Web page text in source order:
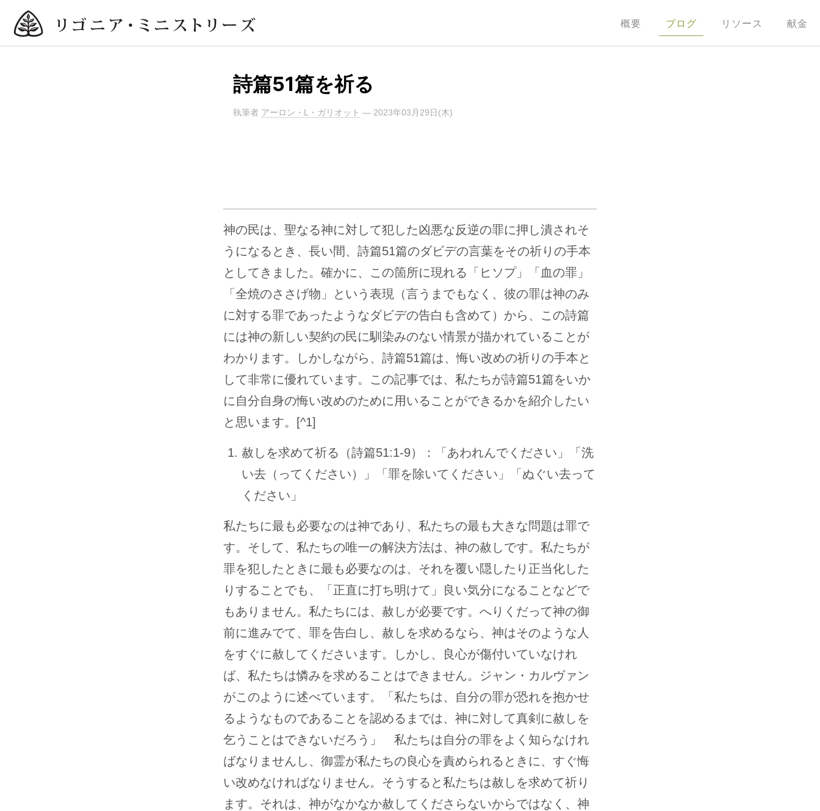
概要 ブログ リソース 献金
詩篇51篇を祈る
執筆者 アーロン・L・ガリオット — 2023年03月29日(木)
神の民は、聖なる神に対して犯した凶悪な反逆の罪に押し潰されそ
うになるとき、長い間、詩篇51篇のダビデの言葉をその祈りの手本
としてきました。確かに、この箇所に現れる「ヒソプ」「血の罪」
「全焼のささげ物」という表現（言うまでもなく、彼の罪は神のみ
に対する罪であったようなダビデの告白も含めて）から、この詩篇
には神の新しい契約の民に馴染みのない情景が描かれていることが
わかります。しかしながら、詩篇51篇は、悔い改めの祈りの手本と
して非常に優れています。この記事では、私たちが詩篇51篇をいか
に自分自身の悔い改めのために用いることができるかを紹介したい
と思います。[^1]
赦しを求めて祈る（詩篇51:1-9）：「あわれんでください」「洗
い去（ってください）」「罪を除いてください」「ぬぐい去って
ください」
私たちに最も必要なのは神であり、私たちの最も大きな問題は罪で
す。そして、私たちの唯一の解決方法は、神の赦しです。私たちが
罪を犯したときに最も必要なのは、それを覆い隠したり正当化した
りすることでも、「正直に打ち明けて」良い気分になることなどで
もありません。私たちには、赦しが必要です。へりくだって神の御
前に進みでて、罪を告白し、赦しを求めるなら、神はそのような人
をすぐに赦してくださいます。しかし、良心が傷付いていなけれ
ば、私たちは憐みを求めることはできません。ジャン・カルヴァン
がこのように述べています。「私たちは、自分の罪が恐れを抱かせ
るようなものであることを認めるまでは、神に対して真剣に赦しを
乞うことはできないだろう」 私たちは自分の罪をよく知らなけれ
ばなりませんし、御霊が私たちの良心を責められるときに、すぐ悔
い改めなければなりません。そうすると私たちは赦しを求めて祈り
ます。それは、神がなかなか赦してくださらないからではなく、神